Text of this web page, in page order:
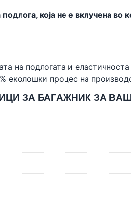
која не е вклучена во
на подлогата и еластичноста
еколошки процес на
ЗА БАГАЖНИК ЗА